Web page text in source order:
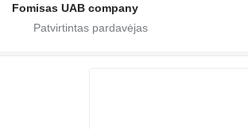
Fomisas UAB company